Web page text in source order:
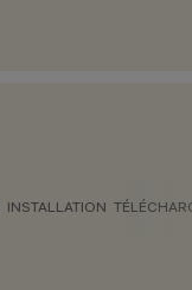
INSTALLATION